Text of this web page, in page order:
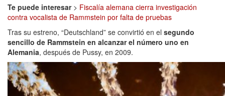
Te puede interesar> Fiscalía alemana cierra investigación
contra vocalista de Rammstein por falta de pruebas
Tras su estreno, “Deutschland” se convirtió en el segundo
sencillo de Rammstein en alcanzar el número uno en
Alemania, después de Pussy, en 2009.